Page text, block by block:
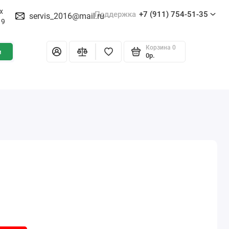
servis_2016@mail.ruПоддержка +7 (911) 754-51-35
Корзина 0
0р.